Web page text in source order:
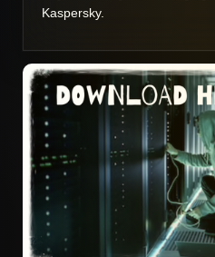
Kaspersky.